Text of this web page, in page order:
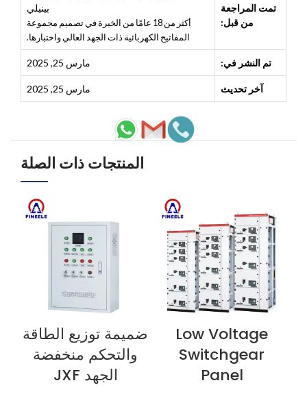
تمت المراجعة
من قبل:
بينيلي
أكثر من 18 عامًا من الخبرة في تصميم مجموعة
المفاتيح الكهربائية ذات الجهد العالي واختبارها.
تم النشر في: مارس 25, 2025
آخر تحديث مارس 25, 2025
المنتجات ذات الصلة
شاهد الآن
Low Voltage
Switchgear
Panel
شاهد الآن
ضميمة توزيع الطاقة
والتحكم منخفضة
الجهد JXF